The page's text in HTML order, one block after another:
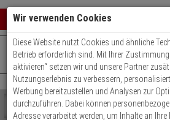
Warenkorb schließen
0 ARTIKEL IM
Ihr
Ergebnisse ()
Shop
durchsuchen
+49 (0)821 899 493-0Mo. - Do.: 8:00 -
Kontaktservice nutzen
Wir verwenden Cookies
Diese Website nutzt Cookies und ähnliche
Betrieb erforderlich sind. Mit Ihrer
aktivieren“ setzen wir und unsere Partner
Nutzungserlebnis zu verbessern,
Werbung bereitzustellen und Analysen zur
durchzuführen. Dabei können
Adresse verarbeitet werden, um Inhalte an Ihre